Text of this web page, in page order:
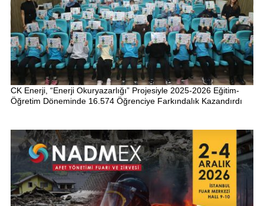
CK Enerji, “Enerji Okuryazarlığı” Projesiyle 2025-2026 Eğitim-
Öğretim Döneminde 16.574 Öğrenciye Farkındalık Kazandırdı